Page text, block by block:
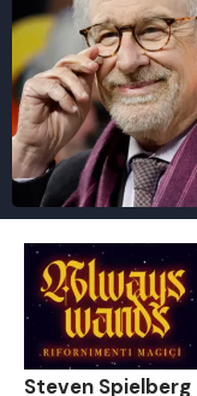
Steven Spielberg